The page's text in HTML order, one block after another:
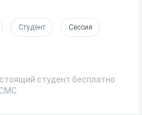
Студент Сессия
студент бесплатно
СМС